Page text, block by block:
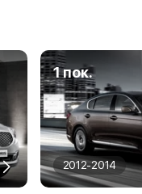
1 пок.
2012-2014